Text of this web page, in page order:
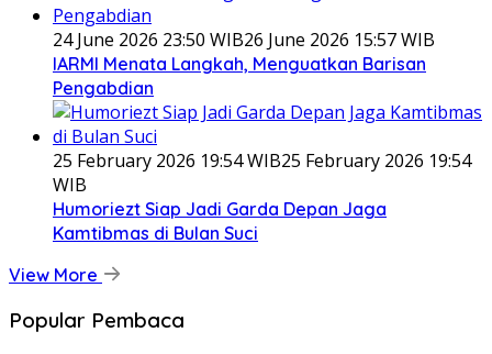
24 June 2026 23:50 WIB26 June 2026 15:57 WIB
IARMI Menata Langkah, Menguatkan Barisan
Pengabdian
25 February 2026 19:54 WIB25 February 2026 19:54
WIB
Humoriezt Siap Jadi Garda Depan Jaga
Kamtibmas di Bulan Suci
View More
Popular Pembaca